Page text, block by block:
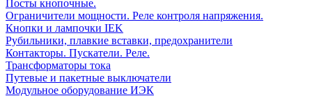
Посты кнопочные.
Ограничители мощности. Реле контроля напряжения.
Кнопки и лампочки IEK
Рубильники, плавкие вставки, предохранители
Контакторы. Пускатели. Реле.
Трансформаторы тока
Путевые и пакетные выключатели
Модульное оборудование ИЭК